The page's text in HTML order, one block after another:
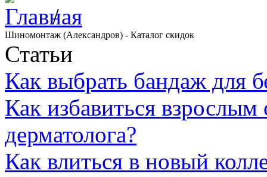
/
Шиномонтаж (Александров) - Каталог скидок
Статьи
Как выбрать бандаж для
Как избавиться
дерматолога?
Как влиться в новый